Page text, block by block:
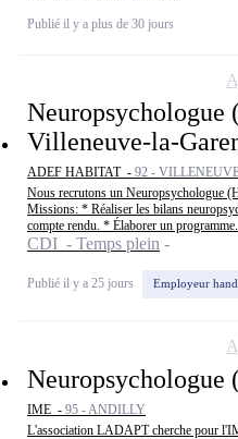
Publié il y a plus de 30 jours
Neuropsychologue
Villeneuve-la-
ADEF HABITAT - 92 -
Nous recrutons un Neuropsychologue
Missions: * Réaliser les bilans
compte rendu. * Élaborer un
CDI - Temps plein
Publié il y a 25 jours Employeur
Neuropsychologue
IME - 95 - ANDILLY
L'association LADAPT cherche pour